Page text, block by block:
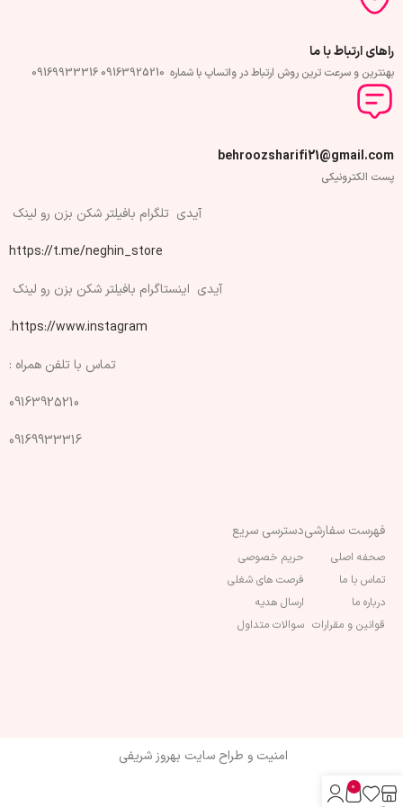
راهای ارتباط با ما
بهنترین و سرعت ترین روش ارتباط در واتساپ با شماره 09163925210 09169933316
behroozsharifi21@gmail.com
پست الکترونیکی
آیدی تلگرام بافیلتر شکن بزن رو لینک
https://t.me/neghin_store
آیدی اینستاگرام بافیلتر شکن بزن رو لینک
https://www.instagram
.
تماس با تلفن همراه :
09163925210
09169933316
فهرست سفارشی
صحفه اصلی
تماس با ما
درباره ما
قوانین و مقرارات
دسترسی سریع
حریم خصوصی
فرصت های شغلی
ارسال هدیه
سوالات متداول
امنیت و طراح سایت بهروز شریفی
0